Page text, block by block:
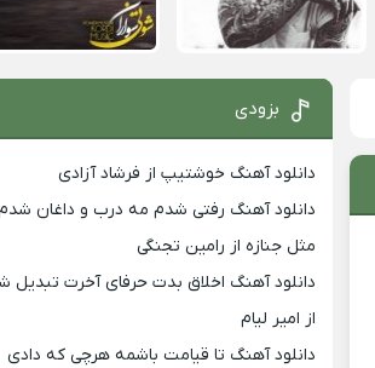
بزودی
دانلود آهنگ خوشتیپ از فرشاد آزادی
دانلود آهنگ رفتی شدم مه درب و داغان
مثل جنازه از رامین تجنگی
دانلود آهنگ اخلاق بدت حرفای آخرت تبدیل
از امیر لیام
دانلود آهنگ تا قیامت باشمه هرچی که دادی